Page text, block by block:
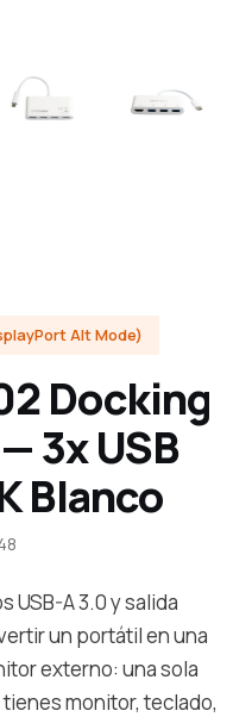
Alt Mode)
Docking
3x USB
Blanco
USB-A 3.0 y salida
un portátil en una
externo: una sola
monitor, teclado,